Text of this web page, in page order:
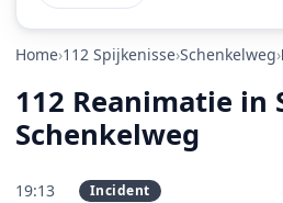
Home 112 Spijkenisse Schenkelweg
112 Reanimatie in
Schenkelweg
19:13 Incident